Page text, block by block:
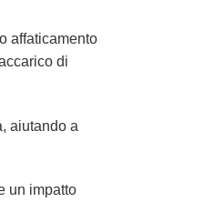
affaticamento
di
aiutando a
un impatto